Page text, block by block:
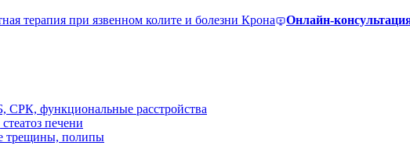
терапия при язвенном колите и болезни Крона Онлайн-
СРК, функциональные расстройства
печени
трещины, полипы